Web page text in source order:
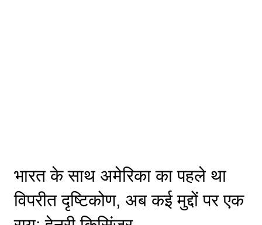
भारत के साथ अमेरिका का पहले था
विपरीत दृष्टिकोण, अब कई मुद्दों पर एक